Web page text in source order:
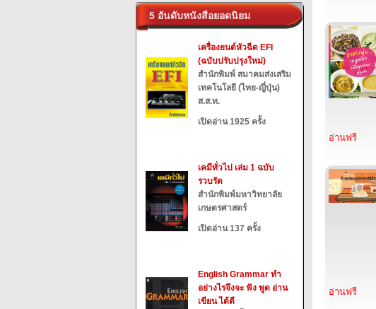
5 อันดับหนังสือยอดนิยม
เครื่องยนต์หัวฉีด EFI
(ฉบับปรับปรุงใหม่)
สำนักพิมพ์ สมาคมส่งเสริม
เทคโนโลยี (ไทย-ญี่ปุ่น)
ส.ส.ท.
เปิดอ่าน 1925 ครั้ง
เคมีทั่วไป เล่ม 1 ฉบับ
รวบรัด
สำนักพิมพ์มหาวิทยาลัย
เกษตรศาสตร์
เปิดอ่าน 137 ครั้ง
English Grammar ทำ
อย่างไรจึงจะ ฟัง พูด อ่าน
เขียน ได้ดี
อ่านฟรี
อ่านฟรี